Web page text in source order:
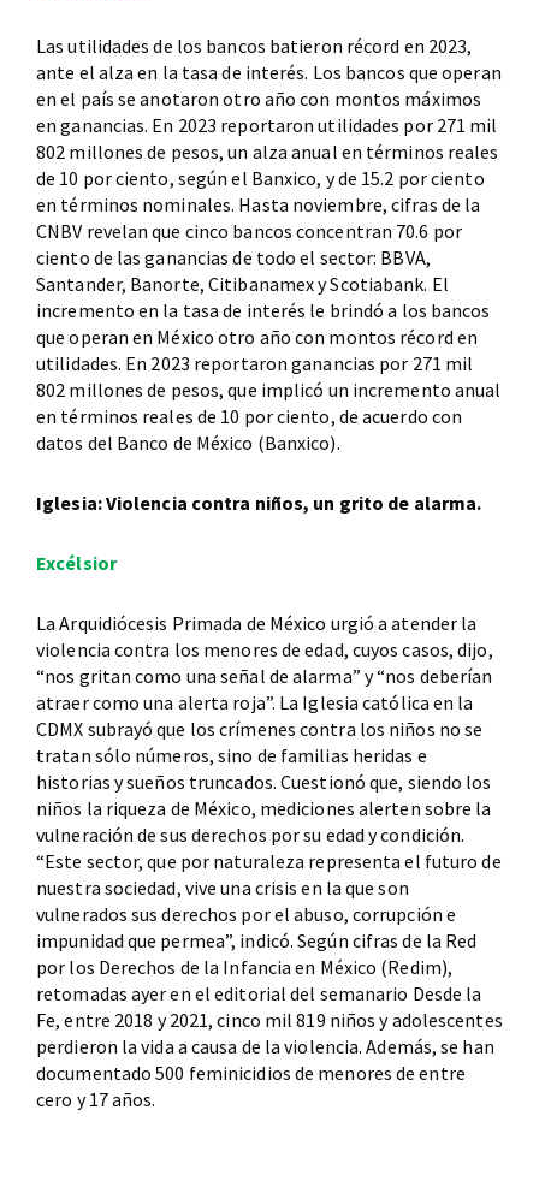
Las utilidades de los bancos batieron récord en 2023,
ante el alza en la tasa de interés. Los bancos que operan
en el país se anotaron otro año con montos máximos
en ganancias. En 2023 reportaron utilidades por 271 mil
802 millones de pesos, un alza anual en términos reales
de 10 por ciento, según el Banxico, y de 15.2 por ciento
en términos nominales. Hasta noviembre, cifras de la
CNBV revelan que cinco bancos concentran 70.6 por
ciento de las ganancias de todo el sector: BBVA,
Santander, Banorte, Citibanamex y Scotiabank. El
incremento en la tasa de interés le brindó a los bancos
que operan en México otro año con montos récord en
utilidades. En 2023 reportaron ganancias por 271 mil
802 millones de pesos, que implicó un incremento anual
en términos reales de 10 por ciento, de acuerdo con
datos del Banco de México (Banxico).
Iglesia: Violencia contra niños, un grito de alarma.
Excélsior
La Arquidiócesis Primada de México urgió a atender la
violencia contra los menores de edad, cuyos casos, dijo,
“nos gritan como una señal de alarma” y “nos deberían
atraer como una alerta roja”. La Iglesia católica en la
CDMX subrayó que los crímenes contra los niños no se
tratan sólo números, sino de familias heridas e
historias y sueños truncados. Cuestionó que, siendo los
niños la riqueza de México, mediciones alerten sobre la
vulneración de sus derechos por su edad y condición.
“Este sector, que por naturaleza representa el futuro de
nuestra sociedad, vive una crisis en la que son
vulnerados sus derechos por el abuso, corrupción e
impunidad que permea”, indicó. Según cifras de la Red
por los Derechos de la Infancia en México (Redim),
retomadas ayer en el editorial del semanario Desde la
Fe, entre 2018 y 2021, cinco mil 819 niños y adolescentes
perdieron la vida a causa de la violencia. Además, se han
documentado 500 feminicidios de menores de entre
cero y 17 años.